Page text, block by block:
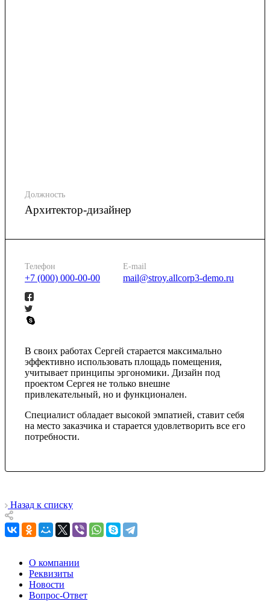
Должность
Архитектор-дизайнер
Телефон
+7 (000) 000-00-00
E-mail
mail@stroy.allcorp3-demo.ru
В своих работах Сергей старается максимально
эффективно использовать площадь помещения,
учитывает принципы эргономики. Дизайн под
проектом Сергея не только внешне
привлекательный, но и функционален.
Специалист обладает высокой эмпатией, ставит себя
на место заказчика и старается удовлетворить все его
потребности.
Назад к списку
О компании
Реквизиты
Новости
Вопрос-Ответ